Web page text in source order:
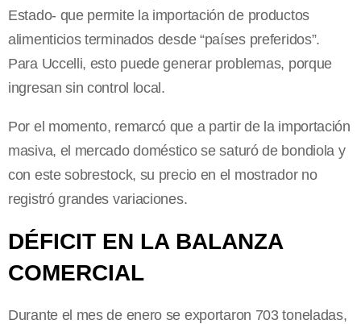
Estado- que permite la importación de productos
alimenticios terminados desde “países preferidos”.
Para Uccelli, esto puede generar problemas, porque
ingresan sin control local.
Por el momento, remarcó que a partir de la importación
masiva, el mercado doméstico se saturó de bondiola y
con este sobrestock, su precio en el mostrador no
registró grandes variaciones.
DÉFICIT EN LA BALANZA
COMERCIAL
Durante el mes de enero se exportaron 703 toneladas,